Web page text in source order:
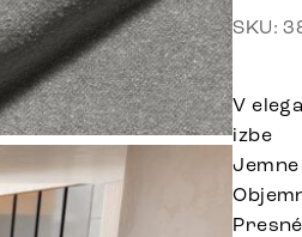
SKU:
V
izbe